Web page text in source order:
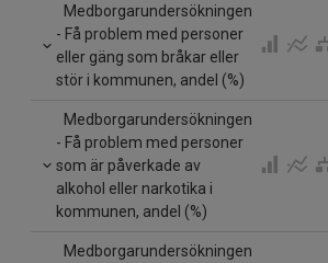
Medborgarundersökningen
- Få problem med personer
eller gäng som bråkar eller
stör i kommunen, andel (%)
Medborgarundersökningen
- Få problem med personer
som är påverkade av
alkohol eller narkotika i
kommunen, andel (%)
Medborgarundersökningen